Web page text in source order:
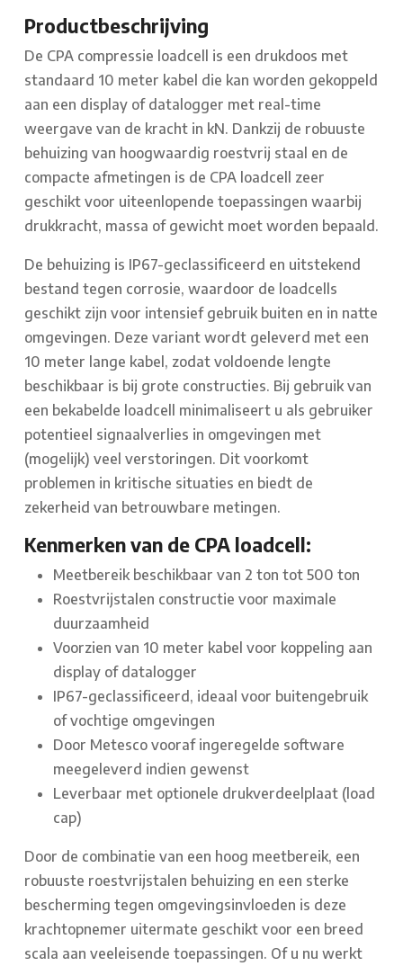
Productbeschrijving
De CPA compressie loadcell is een drukdoos met
standaard 10 meter kabel die kan worden gekoppeld
aan een display of datalogger met real-time
weergave van de kracht in kN. Dankzij de robuuste
behuizing van hoogwaardig roestvrij staal en de
compacte afmetingen is de CPA loadcell zeer
geschikt voor uiteenlopende toepassingen waarbij
drukkracht, massa of gewicht moet worden bepaald.
De behuizing is IP67-geclassificeerd en uitstekend
bestand tegen corrosie, waardoor de loadcells
geschikt zijn voor intensief gebruik buiten en in natte
omgevingen. Deze variant wordt geleverd met een
10 meter lange kabel, zodat voldoende lengte
beschikbaar is bij grote constructies. Bij gebruik van
een bekabelde loadcell minimaliseert u als gebruiker
potentieel signaalverlies in omgevingen met
(mogelijk) veel verstoringen. Dit voorkomt
problemen in kritische situaties en biedt de
zekerheid van betrouwbare metingen.
Kenmerken van de CPA loadcell:
Meetbereik beschikbaar van 2 ton tot 500 ton
Roestvrijstalen constructie voor maximale
duurzaamheid
Voorzien van 10 meter kabel voor koppeling aan
display of datalogger
IP67-geclassificeerd, ideaal voor buitengebruik
of vochtige omgevingen
Door Metesco vooraf ingeregelde software
meegeleverd indien gewenst
Leverbaar met optionele drukverdeelplaat (load
cap)
Door de combinatie van een hoog meetbereik, een
robuuste roestvrijstalen behuizing en een sterke
bescherming tegen omgevingsinvloeden is deze
krachtopnemer uitermate geschikt voor een breed
scala aan veeleisende toepassingen. Of u nu werkt